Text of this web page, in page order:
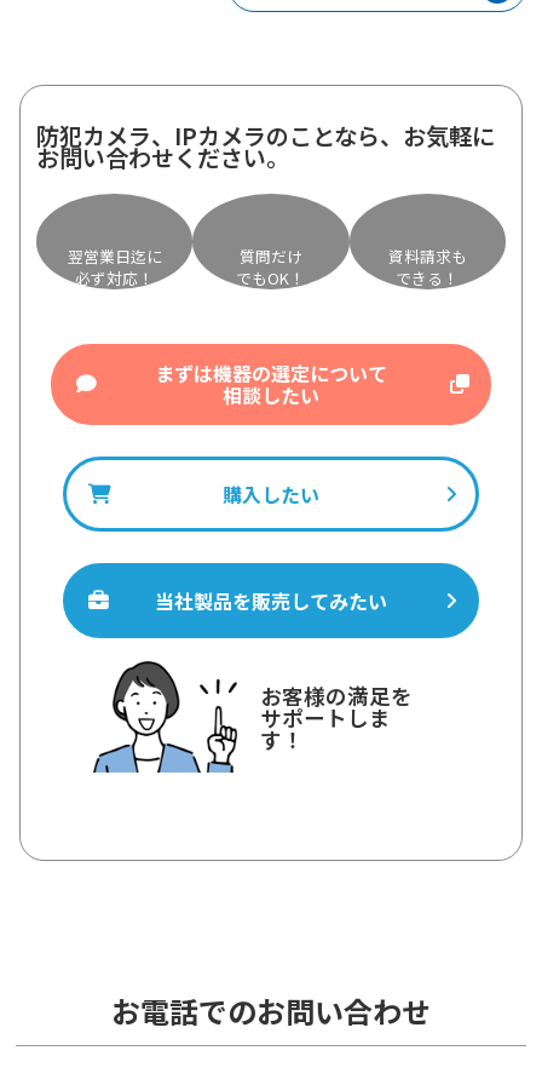
防犯カメラ、IPカメラのことなら、お気軽に
お問い合わせください。
翌営業日迄に
必ず対応！
質問だけ
でもOK！
資料請求も
できる！
まずは機器の選定について
相談したい
お客様の満足を
サポートしま
す！
購入したい
当社製品を販売してみたい
お電話でのお問い合わせ